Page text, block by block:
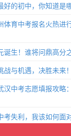
的初中，你知道是
体育中考报名火热进
生！谁将问鼎高分
与机遇，决胜未来！
汉中考志愿填报攻略
失利，我该如何面